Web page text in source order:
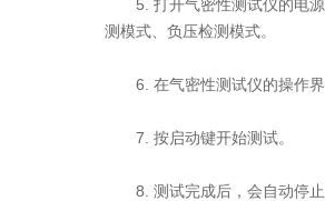
5. 打开气密性测试仪的电源
测模式、负压检测模式。
6. 在气密性测试仪的操作界
7. 按启动键开始测试。
8. 测试完成后，会自动停止